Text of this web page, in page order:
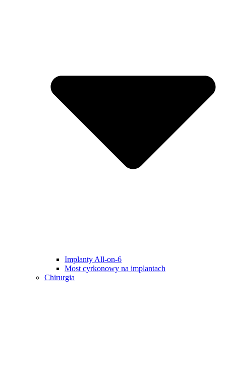
Implanty All-on-6
Most cyrkonowy na implantach
Chirurgia